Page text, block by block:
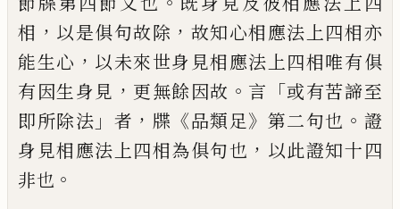
相 ， 以是俱句故除 ， 故知心相應法上四相亦
能生心 ， 以未來世身見相應法上四相唯有俱
有因生身見 ， 更無餘因故 。 言 「或有苦諦至
即所除法 」 者 ， 牒 《品類足》 第二句也 。 證
身見相應法上四相為俱句也 ， 以此證知十四
非也 。